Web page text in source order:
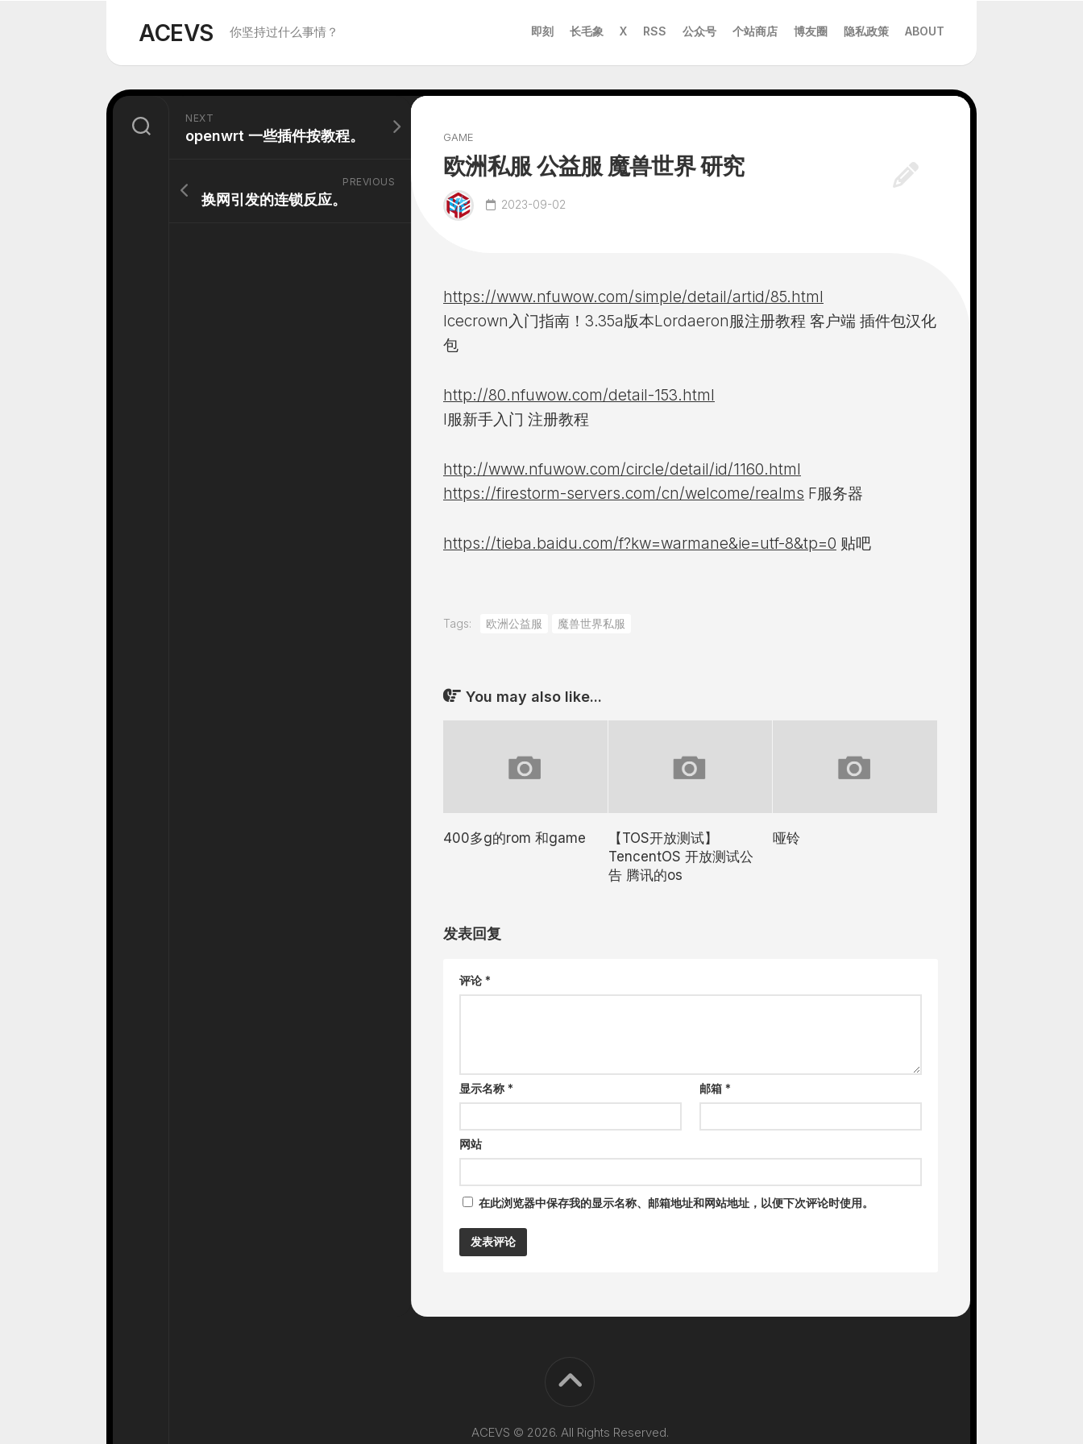
ACEVS 你坚持过什么事情？ 即刻 长毛象 X RSS 公众号 个站商店 博友圈 隐私政策 ABOUT
GAME
欧洲私服 公益服 魔兽世界 研究
2023-09-02
https://www.nfuwow.com/simple/detail/artid/85.html
Icecrown入门指南！3.35a版本Lordaeron服注册教程 客户端 插件包汉化
包
http://80.nfuwow.com/detail-153.html
I服新手入门 注册教程
http://www.nfuwow.com/circle/detail/id/1160.html
https://firestorm-servers.com/cn/welcome/realms F服务器
https://tieba.baidu.com/f?kw=warmane&ie=utf-8&tp=0 贴吧
Tags: 欧洲公益服 魔兽世界私服
You may also like...
400多g的rom 和game
【TOS开放测试】
TencentOS 开放测试公
告 腾讯的os
哑铃
发表回复
评论 *
显示名称 * 邮箱*
网站
在此浏览器中保存我的显示名称、邮箱地址和网站地址，以便下次评论时使用。
NEXT
openwrt 一些插件按教程。
PREVIOUS
换网引发的连锁反应。
ACEVS © 2026. All Rights Reserved.